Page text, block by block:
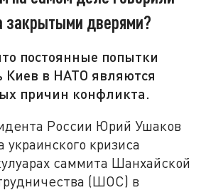
дверями?
постоянные попытки
Киев в НАТО являются
причин конфликта.
России Юрий Ушаков
украинского кризиса
саммита Шанхайской
(ШОС) в